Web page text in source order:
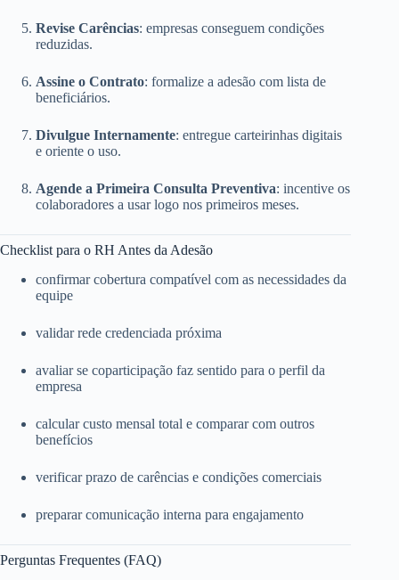
Revise Carências: empresas conseguem condições
reduzidas.
Assine o Contrato: formalize a adesão com lista de
beneficiários.
Divulgue Internamente: entregue carteirinhas digitais
e oriente o uso.
Agende a Primeira Consulta Preventiva: incentive os
colaboradores a usar logo nos primeiros meses.
Checklist para o RH Antes da Adesão
confirmar cobertura compatível com as necessidades da
equipe
validar rede credenciada próxima
avaliar se coparticipação faz sentido para o perfil da
empresa
calcular custo mensal total e comparar com outros
benefícios
verificar prazo de carências e condições comerciais
preparar comunicação interna para engajamento
Perguntas Frequentes (FAQ)